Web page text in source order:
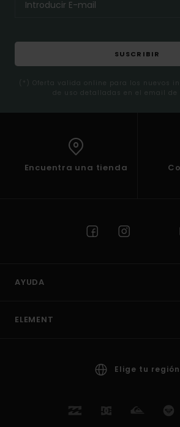
SUSCRIBIR
(*) Oferta valida online para los nuevos
de uso detalladas en el email de
Encuentra una tienda
AYUDA
ELEMENT
Elige tu región